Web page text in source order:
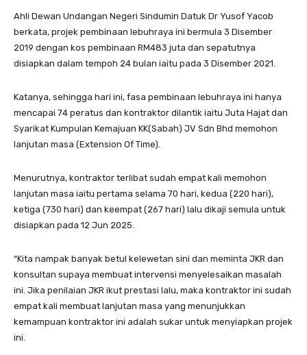
Ahli Dewan Undangan Negeri Sindumin Datuk Dr Yusof Yacob
berkata, projek pembinaan lebuhraya ini bermula 3 Disember
2019 dengan kos pembinaan RM483 juta dan sepatutnya
disiapkan dalam tempoh 24 bulan iaitu pada 3 Disember 2021.
Katanya, sehingga hari ini, fasa pembinaan lebuhraya ini hanya
mencapai 74 peratus dan kontraktor dilantik iaitu Juta Hajat dan
Syarikat Kumpulan Kemajuan KK(Sabah) JV Sdn Bhd memohon
lanjutan masa (Extension Of Time).
Menurutnya, kontraktor terlibat sudah empat kali memohon
lanjutan masa iaitu pertama selama 70 hari, kedua (220 hari),
ketiga (730 hari) dan keempat (267 hari) lalu dikaji semula untuk
disiapkan pada 12 Jun 2025.
“Kita nampak banyak betul kelewetan sini dan meminta JKR dan
konsultan supaya membuat intervensi menyelesaikan masalah
ini. Jika penilaian JKR ikut prestasi lalu, maka kontraktor ini sudah
empat kali membuat lanjutan masa yang menunjukkan
kemampuan kontraktor ini adalah sukar untuk menyiapkan projek
ini.